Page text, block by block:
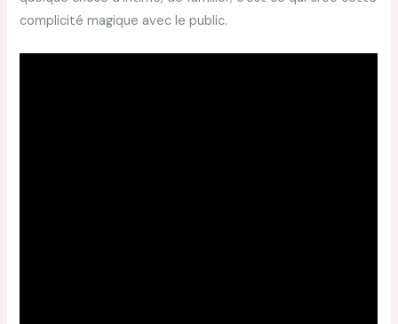
complicité magique avec le public.